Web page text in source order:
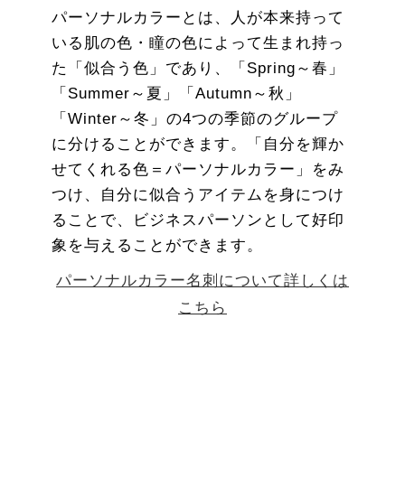
パーソナルカラーとは、人が本来持って
いる肌の色・瞳の色によって生まれ持っ
た「似合う色」であり、「Spring～春」
「Summer～夏」「Autumn～秋」
「Winter～冬」の4つの季節のグループ
に分けることができます。「自分を輝か
せてくれる色＝パーソナルカラー」をみ
つけ、自分に似合うアイテムを身につけ
ることで、ビジネスパーソンとして好印
象を与えることができます。
パーソナルカラー名刺について詳しくは
こちら